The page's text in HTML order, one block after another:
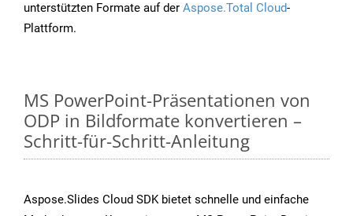
unterstützten Formate auf der Aspose.Total Cloud-
Plattform.
MS PowerPoint-Präsentationen von
ODP in Bildformate konvertieren –
Schritt-für-Schritt-Anleitung
Aspose.Slides Cloud SDK bietet schnelle und einfache